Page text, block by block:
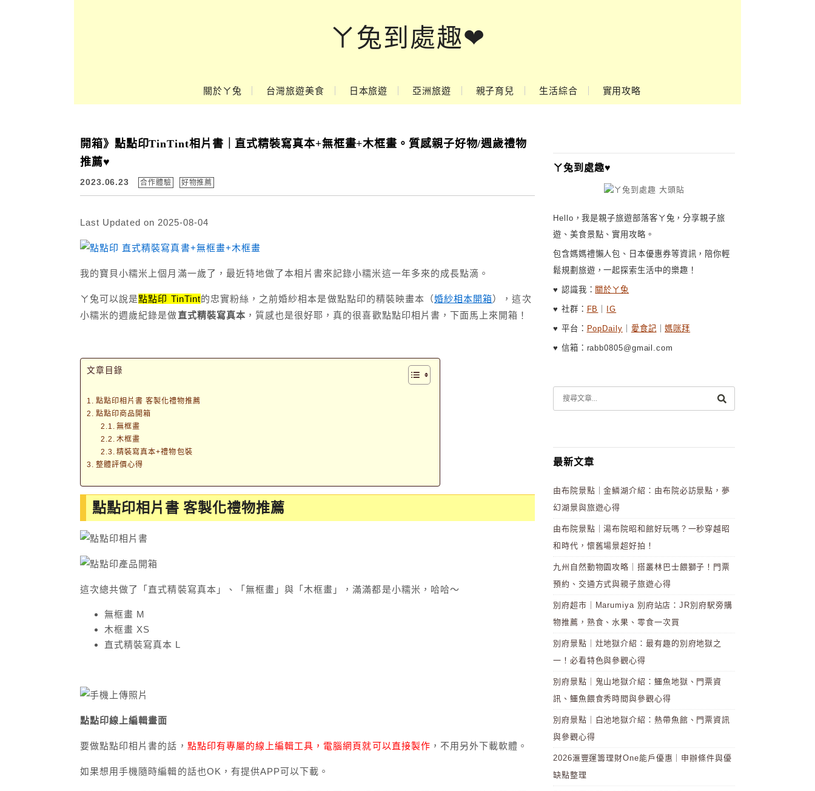
ㄚ兔到處趣❤
關於ㄚ兔 台灣旅遊美食 日本旅遊 亞洲旅遊 親子育兒 生活綜合 實用攻略
開箱》點點印TinTint相片書｜直式精裝寫真本+無框畫+木框畫。質感親子好物/週歲禮物
推薦♥
2023.06.23 合作體驗 好物推薦
Last Updated on 2025-08-04
我的寶貝小糯米上個月滿一歲了，最近特地做了本相片書來記錄小糯米這一年多來的成長點滴。
ㄚ兔可以說是點點印 TinTint的忠實粉絲，之前婚紗相本是做點點印的精裝映畫本（婚紗相本開箱），這次
小糯米的週歲紀錄是做直式精裝寫真本 ，質感也是很好耶，真的很喜歡點點印相片書，下面馬上來開箱！
文章目錄
點點印相片書 客製化禮物推薦
點點印商品開箱
無框畫
木框畫
精裝寫真本+禮物包裝
整體評價心得
點點印相片書 客製化禮物推薦
這次總共做了「直式精裝寫真本」、「無框畫」與「木框畫」，滿滿都是小糯米，哈哈～
無框畫 M
木框畫 XS
直式精裝寫真本 L
點點印線上編輯畫面
要做點點印相片書的話， 點點印有專屬的線上編輯工具，電腦網頁就可以直接製作 ，不用另外下載軟體。
如果想用手機隨時編輯的話也OK，有提供APP可以下載。
ㄚ兔到處趣♥
Hello，我是親子旅遊部落客ㄚ兔，分享親子旅
遊、美食景點、實用攻略。
包含媽媽禮懶人包、日本優惠券等資訊，陪你輕
鬆規劃旅遊，一起探索生活中的樂趣！
♥ 認識我： 關於ㄚ兔
♥ 社群： FB IG
♥ 平台： PopDaily 愛食記 ｜媽咪拜
♥ 信箱：rabb0805@gmail.com
最新文章
由布院景點｜金鱗湖介紹：由布院必訪景點，夢
幻湖景與旅遊心得
由布院景點｜湯布院昭和館好玩嗎？一秒穿越昭
和時代，懷舊場景超好拍！
九州自然動物園攻略｜搭叢林巴士餵獅子！門票
預約、交通方式與親子旅遊心得
別府超市｜Marumiya 別府站店：JR別府駅旁購
物推薦，熟食、水果、零食一次買
別府景點｜灶地獄介紹：最有趣的別府地獄之
一！必看特色與參觀心得
別府景點｜鬼山地獄介紹：鱷魚地獄、門票資
訊、鱷魚餵食秀時間與參觀心得
別府景點｜白池地獄介紹：熱帶魚館、門票資訊
與參觀心得
2026滙豐運籌理財One能戶優惠｜申辦條件與優
缺點整理